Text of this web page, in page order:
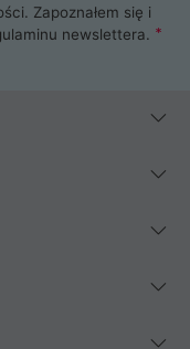
Zapoznałem się i
newslettera.